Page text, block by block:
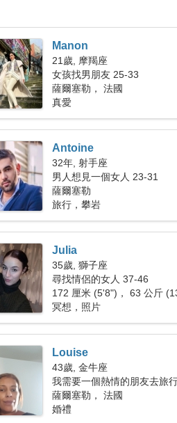
Manon
21歲, 摩羯座
女孩找男朋友 25-33
薩爾塞勒， 法國
真愛
Antoine
32年, 射手座
男人想見一個女人 23-31
薩爾塞勒
旅行，攀岩
Julia
35歲, 獅子座
尋找情侶的女人 37-46
172 厘米 (5'8")， 63 公斤
冥想，照片
Louise
43歲, 金牛座
我需要一個熱情的朋友去旅
薩爾塞勒， 法國
婚禮